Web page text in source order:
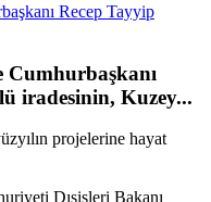
Recep Tayyip
iradesinin, Kuzey...
projelerine hayat